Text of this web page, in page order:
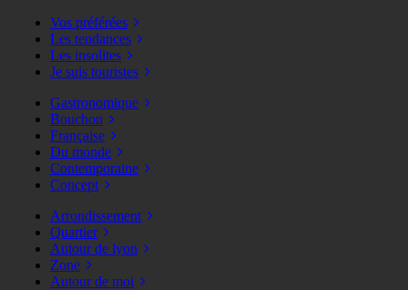
Vos préférées
Les tendances
Les insolites
Je suis touristes
Gastronomique
Bouchon
Française
Du monde
Contemporaine
Concept
Arrondissement
Quartier
Autour de lyon
Zone
Autour de moi